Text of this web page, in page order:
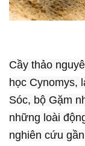
Cầy thảo
học Cynomys,
Sóc, bộ Gặm
những loài
nghiên cứu